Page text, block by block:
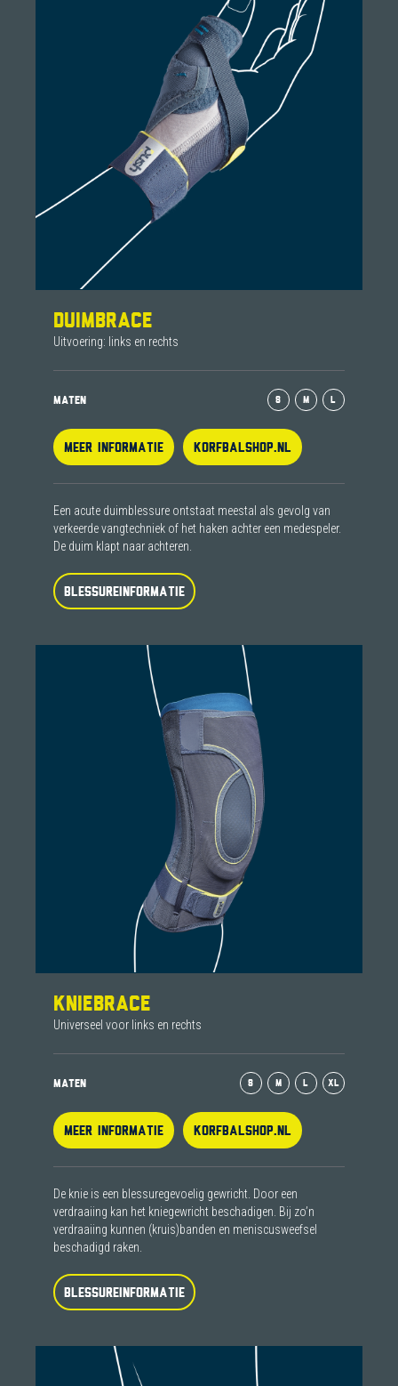
DUIMBRACE
Uitvoering: links en rechts
MATEN S M L
MEER INFORMATIE KORFBALSHOP.NL
Een acute duimblessure ontstaat meestal als gevolg van
verkeerde vangtechniek of het haken achter een medespeler.
De duim klapt naar achteren.
BLESSUREINFORMATIE
KNIEBRACE
Universeel voor links en rechts
MATEN S M L XL
MEER INFORMATIE KORFBALSHOP.NL
De knie is een blessuregevoelig gewricht. Door een
verdraaiing kan het kniegewricht beschadigen. Bij zo’n
verdraaiing kunnen (kruis)banden en meniscusweefsel
beschadigd raken.
BLESSUREINFORMATIE